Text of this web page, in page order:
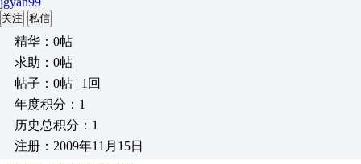
关注 私信
精华：0帖
求助：0帖
帖子：0帖 | 1回
年度积分：1
历史总积分：1
注册：2009年11月15日